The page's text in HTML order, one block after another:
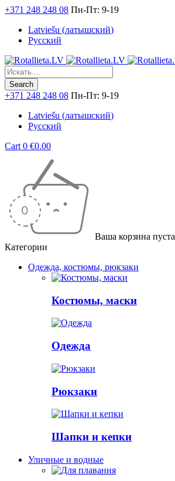
+371 248 248 08 Пн-Пт: 9-19
Latviešu (латышский)
Русский
+371 248 248 08 Пн-Пт: 9-19
Latviešu (латышский)
Русский
Cart 0 €0.00
Ваша корзина пуста
Категории
Одежда, костюмы, рюкзаки
Костюмы, маски
Одежда
Рюкзаки
Шапки и кепки
Уличные и водные